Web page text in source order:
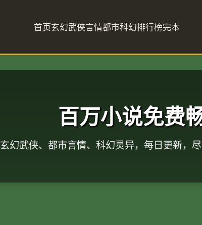
首页玄幻武侠言情都市科幻排行榜完本
百万小说免费
玄幻武侠、都市言情、科幻灵异，每日更新，